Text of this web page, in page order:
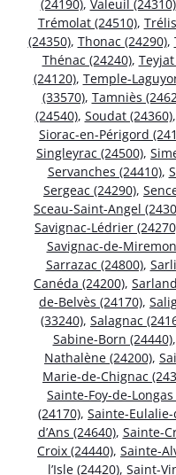
(24190), Valeuil (24310)
Trémolat (24510),
(24350), Thonac (24290),
Thénac (24240),
(24120), Temple-
(33570), Tamniès
(24540), Soudat (24360),
Siorac-en-Périgord
Singleyrac (24500),
Servanches (24410),
Sergeac (24290),
Sceau-Saint-Angel
Savignac-Lédrier
Savignac-de-
Sarrazac (24800),
Canéda (24200),
de-Belvès (24170),
(33240), Salagnac
Sabine-Born (24440),
Nathalène (24200),
Marie-de-Chignac
Sainte-Foy-de-Longas
(24170), Sainte-Eulalie-
d’Ans (24640), Sainte-
Croix (24440), Sainte-
l’Isle (24420), Saint-